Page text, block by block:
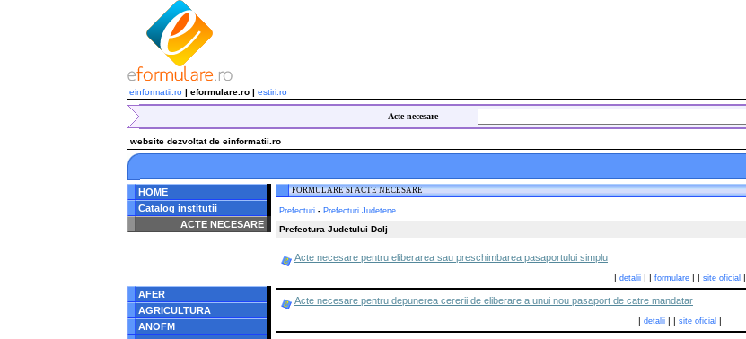
einformatii.ro | eformulare.ro | estiri.ro
Acte necesare
website dezvoltat de einformatii.ro
HOME
Catalog institutii
ACTE NECESARE
/home/eformulare.ro/public_html/navigare/stanga.php
AFER
AGRICULTURA
ANOFM
FORMULARE SI ACTE NECESARE
Prefecturi - Prefecturi Judetene
Prefectura Judetului Dolj
Acte necesare pentru eliberarea sau preschimbarea pasaportului simplu
| detalii| | formulare| | site oficial|
Acte necesare pentru depunerea cererii de eliberare a unui nou pasaport de catre mandatar
| detalii| | site oficial|